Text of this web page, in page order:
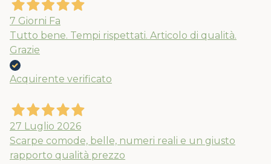
7 Giorni Fa
Tutto bene. Tempi rispettati. Articolo di qualità.
Grazie
Acquirente verificato
27 Luglio 2026
Scarpe comode, belle, numeri reali e un giusto
rapporto qualità prezzo